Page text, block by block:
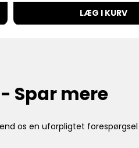
LÆG I KURV
Spar mere
os en uforpligtet forespørgsel